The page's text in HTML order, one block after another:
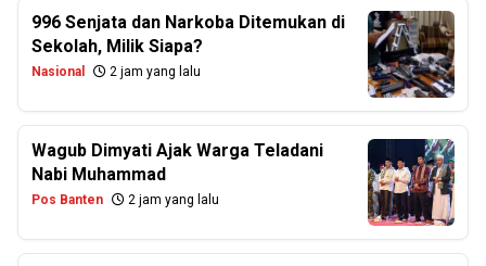
996 Senjata dan Narkoba Ditemukan di
Sekolah, Milik Siapa?
Nasional 2 jam yang lalu
Wagub Dimyati Ajak Warga Teladani
Nabi Muhammad
Pos Banten 2 jam yang lalu